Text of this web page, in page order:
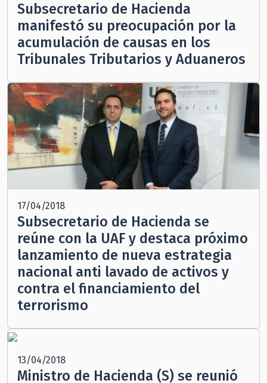
Subsecretario de Hacienda
manifestó su preocupación por la
acumulación de causas en los
Tribunales Tributarios y Aduaneros
17/04/2018
Subsecretario de Hacienda se
reúne con la UAF y destaca próximo
lanzamiento de nueva estrategia
nacional anti lavado de activos y
contra el financiamiento del
terrorismo
13/04/2018
Ministro de Hacienda (S) se reunió